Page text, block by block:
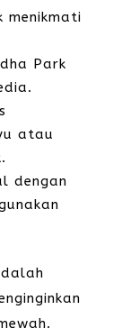
menikmati
Park
atau
dengan